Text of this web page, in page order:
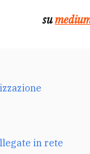
su
in rete